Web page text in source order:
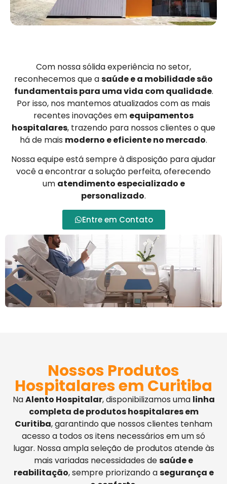
Com nossa sólida experiência no setor,
reconhecemos que asaúde e a mobilidade são
fundamentais para uma vida com qualidade.
Por isso, nos mantemos atualizados com as mais
recentes inovações em equipamentos
hospitalares, trazendo para nossos clientes o que
há de mais moderno e eficiente no mercado.
Nossa equipe está sempre à disposição para ajudar
você a encontrar a solução perfeita, oferecendo
um atendimento especializado e
personalizado.
Entre em Contato
Nossos Produtos
Hospitalares em Curitiba
NaAlento Hospitalar, disponibilizamos uma linha
completa de produtos hospitalares em
Curitiba, garantindo que nossos clientes tenham
acesso a todos os itens necessários em um só
lugar. Nossa ampla seleção de produtos atende às
mais variadas necessidades desaúde e
reabilitação, sempre priorizando asegurança e